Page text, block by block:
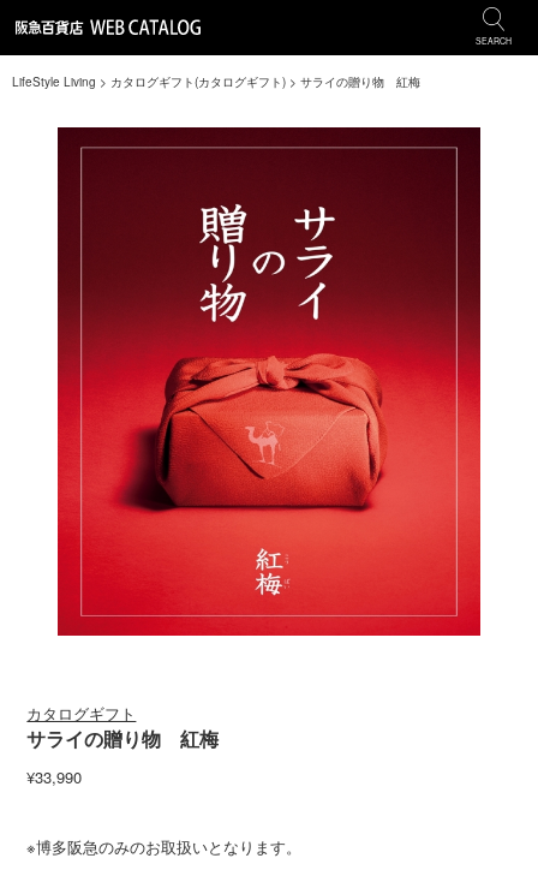
SEARCH
LifeStyle Living > カタログギフト(カタログギフト) > サライの贈り物 紅梅
カタログギフト
サライの贈り物 紅梅
¥33,990
※博多阪急のみのお取扱いとなります。